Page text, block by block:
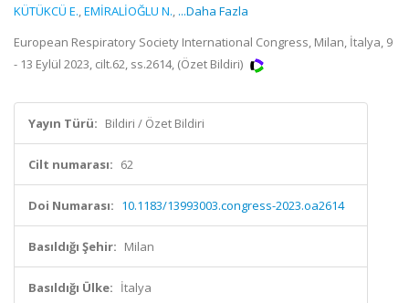
KÜTÜKCÜ E.,EMİRALİOĞLU N., ...Daha Fazla
European Respiratory Society International Congress, Milan, İtalya, 9
- 13 Eylül 2023, cilt.62, ss.2614, (Özet Bildiri)
Yayın Türü: Bildiri / Özet Bildiri
Cilt numarası: 62
Doi Numarası: 10.1183/13993003.congress-2023.oa2614
Basıldığı Şehir: Milan
Basıldığı Ülke: İtalya